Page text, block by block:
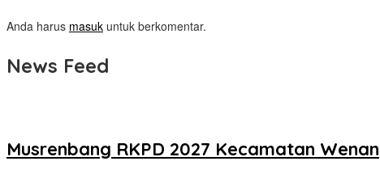
Anda harus masuk untuk berkomentar.
News Feed
Musrenbang RKPD 2027 Kecamatan